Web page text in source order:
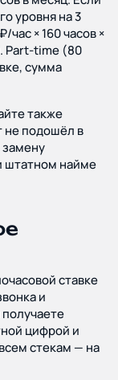
уровня на 3
× 160 часов ×
Part-time (80
сумма
также
не подошёл в
штатном найме
ставке
и
цифрой и
стекам — на